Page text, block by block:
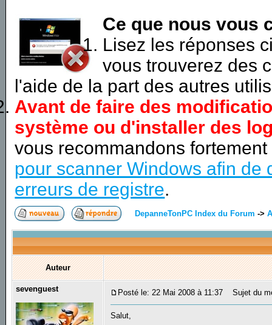
Ce que nous vous
Lisez les réponses
vous trouverez des
l'aide de la part des autres
Avant de faire des
système ou d'installer des
vous recommandons
pour scanner Windows afin de
erreurs de registre.
DepanneTonPC Index du Forum ->
Auteur
sevenguest Posté le: 22 Mai 2008 à 11:37 Sujet du
Salut,